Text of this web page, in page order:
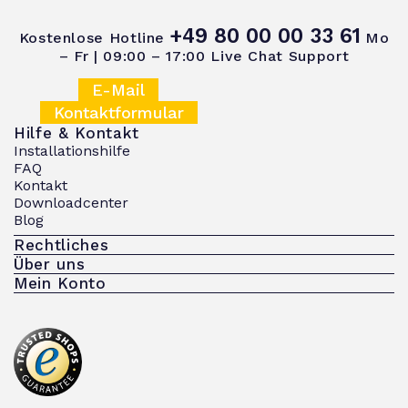
Kostenlose Hotline +49 80 00 00 33 61 Mo
– Fr | 09:00 – 17:00 Live Chat Support
E-Mail
Kontaktformular
Hilfe & Kontakt
Installationshilfe
FAQ
Kontakt
Downloadcenter
Blog
Rechtliches
Über uns
Mein Konto